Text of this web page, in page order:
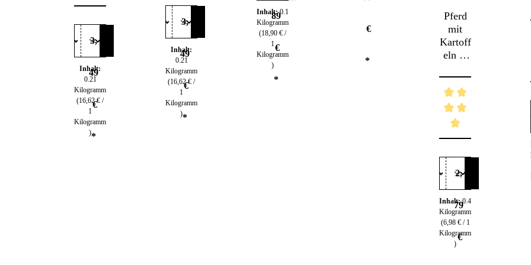
elchen
Inhalt:
0.21
Kilogramm
(16,62 € /
1
Kilogramm
)
3,
49
€
*
Durchschnittliche Bewertung von 4.92 von 5 Sternen
mlich
Inhalt:
0.21
Kilogramm
(16,62 € /
1
Kilogramm
)
3,
49
€
*
Inhalt:0.1
Kilogramm
(18,90 € /
1
Kilogramm
)
89
€
*
€
*
Pferd
mit
Kartoff
eln &
oghurt
– Für
Hunde
mit
Ansprü
chen
Inhalt:0.4
Kilogramm
(6,98 € / 1
Kilogramm
)
2,
79
€
Durchschnittliche